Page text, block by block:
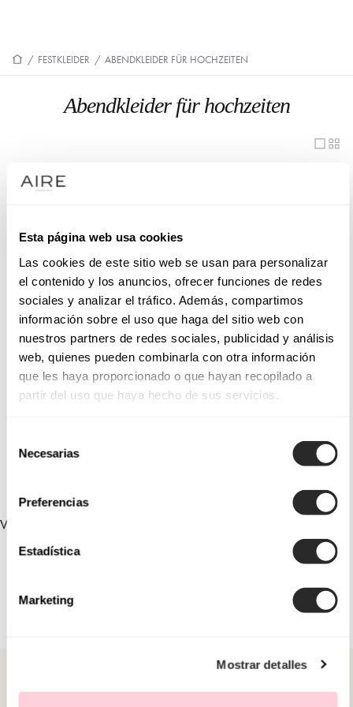
Esta página web usa cookies
Las cookies de este sitio web se usan para personalizar
el contenido y los anuncios, ofrecer funciones de redes
sociales y analizar el tráfico. Además, compartimos
información sobre el uso que haga del sitio web con
nuestros partners de redes sociales, publicidad y análisis
web, quienes pueden combinarla con otra información
que les haya proporcionado o que hayan recopilado a
partir del uso que haya hecho de sus servicios.
Necesarias
Preferencias
Estadística
Marketing
Mostrar detalles
/ FESTKLEIDER / ABENDKLEIDER FÜR HOCHZEITEN
Abendkleider für hochzeiten
1UB2
1U54
1U40
1UA7
1U86
9U50
9U34
9U68
8U96
1U63
1U66
1U84
VERLINKTE SAMMLUNGEN